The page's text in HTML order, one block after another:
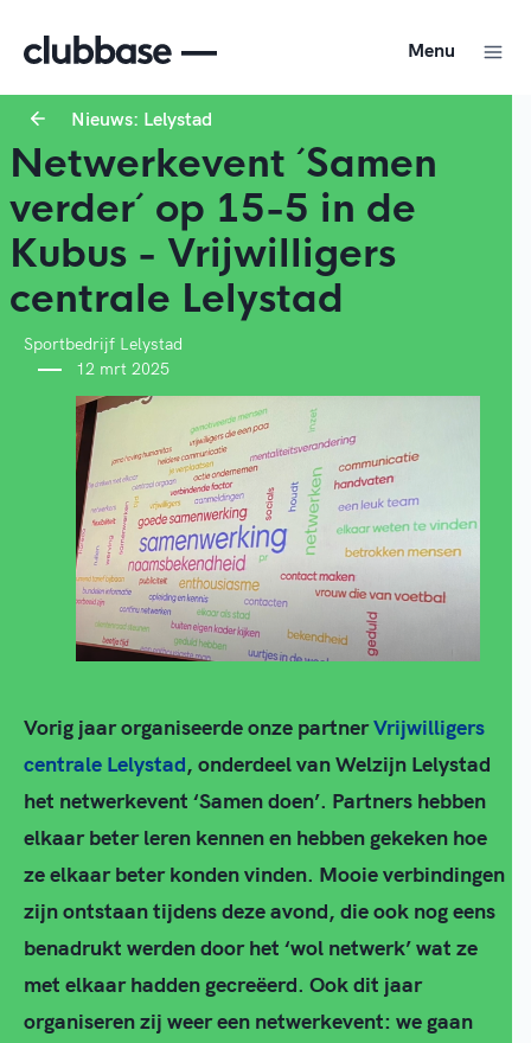
Menu
Nieuws: Lelystad
Netwerkevent ´Samen
verder´ op 15-5 in de
Kubus - Vrijwilligers
centrale Lelystad
Sportbedrijf Lelystad
12 mrt 2025
Vorig jaar organiseerde onze partnerVrijwilligers
centrale Lelystad, onderdeel van Welzijn Lelystad
het netwerkevent ‘Samen doen’. Partners hebben
elkaar beter leren kennen en hebben gekeken hoe
ze elkaar beter konden vinden. Mooie verbindingen
zijn ontstaan tijdens deze avond, die ook nog eens
benadrukt werden door het ‘wol netwerk’ wat ze
met elkaar hadden gecreëerd. Ook dit jaar
organiseren zij weer een netwerkevent: we gaan